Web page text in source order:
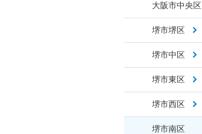
大阪市中央区
堺市堺区
堺市中区
堺市東区
堺市西区
堺市南区